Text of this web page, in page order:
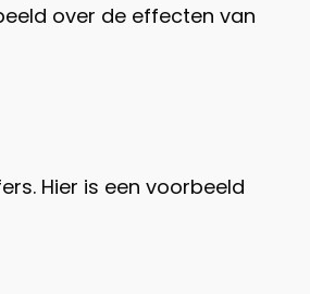
over de effecten van
Hier is een voorbeeld